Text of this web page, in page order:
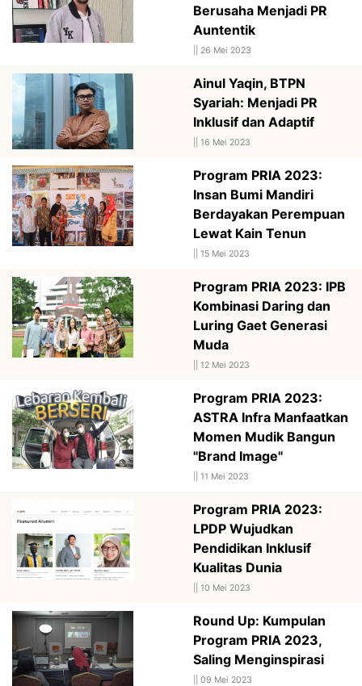
Berusaha Menjadi PR
Auntentik
26 Mei 2023
Ainul Yaqin, BTPN
Syariah: Menjadi PR
Inklusif dan Adaptif
16 Mei 2023
Program PRIA 2023:
Insan Bumi Mandiri
Berdayakan Perempuan
Lewat Kain Tenun
15 Mei 2023
Program PRIA 2023: IPB
Kombinasi Daring dan
Luring Gaet Generasi
Muda
12 Mei 2023
Program PRIA 2023:
ASTRA Infra Manfaatkan
Momen Mudik Bangun
"Brand Image"
11 Mei 2023
Program PRIA 2023:
LPDP Wujudkan
Pendidikan Inklusif
Kualitas Dunia
10 Mei 2023
Round Up: Kumpulan
Program PRIA 2023,
Saling Menginspirasi
09 Mei 2023